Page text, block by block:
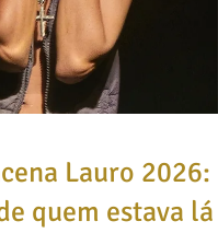
Lauro 2026:
quem estava lá